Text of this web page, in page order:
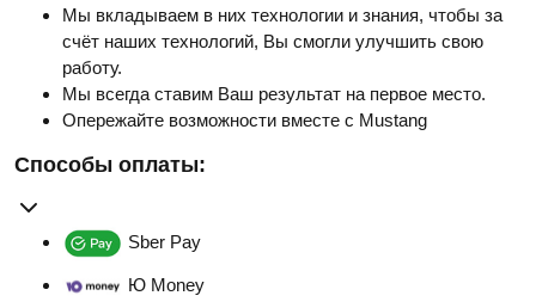
Мы вкладываем в них технологии и знания, чтобы за
счёт наших технологий, Вы смогли улучшить свою
работу.
Мы всегда ставим Ваш результат на первое место.
Опережайте возможности вместе с Mustang
Способы оплаты:
Sber Pay
Ю Money